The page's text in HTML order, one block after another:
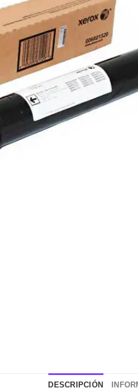
DESCRIPCIÓN